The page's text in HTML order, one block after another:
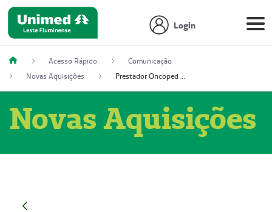
Login
Acesso Rápido
Comunicação
Novas Aquisições
Prestador Oncoped Serviços Médicos (51004335-0)
Novas Aquisições